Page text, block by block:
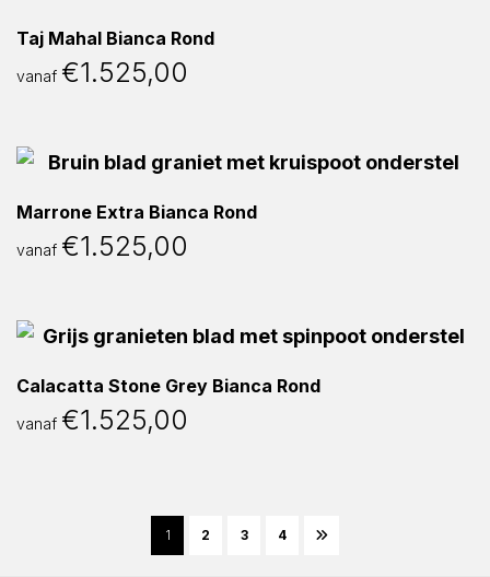
Taj Mahal Bianca Rond
vanaf €1.525,00
Marrone Extra Bianca Rond
vanaf €1.525,00
Calacatta Stone Grey Bianca Rond
vanaf €1.525,00
1 2 3 4